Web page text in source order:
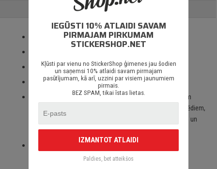
ATSAUKSMES
Izmantotas tikai augstas kvalitātes ORACAL līmplēves;
3 – 5 gadu līmplēves noturība *;
Spēcīgs līmes slānis;
Paredzēts priekš auto stikliem, virsbūves daļām, krāsotām
virsmām, portatīvajiem/stacionārajiem datoriem, velosipēdiem,
motocikliem un motorolleriem, kā arī visām citām gludām un
neporainām virsmām;
Piegāde Latvijā un citviet pasaulē bez jebkādiem
IEGŪSTI 10% ATLAIDI SAVAM
PIRMAJAM PIRKUMAM
STICKERSHOP.NET
Kļūsti par vienu no StickerShop ģimenes jau šodien
un saņemsi 10% atlaidi savam pirmajam
pasūtījumam, kā arī, uzzini par visiem jaunumiem
pirmais.
BEZ SPAM, tikai īstas lietas.
IZMANTOT ATLAIDI
Paldies, bet atteikšos